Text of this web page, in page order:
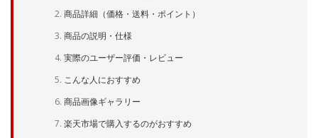
商品詳細（価格・送料・ポイント）
商品の説明・仕様
実際のユーザー評価・レビュー
こんな人におすすめ
商品画像ギャラリー
楽天市場で購入するのがおすすめ